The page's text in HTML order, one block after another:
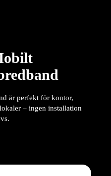
är perfekt för kontor,
– ingen installation